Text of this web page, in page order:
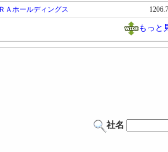
Ａホールディングス
もっと
社名